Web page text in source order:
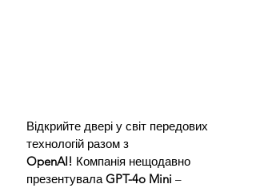
Відкрийте двері у світ передових
технологій разом з
OpenAI! Компанія нещодавно
презентувала GPT-4o Mini –